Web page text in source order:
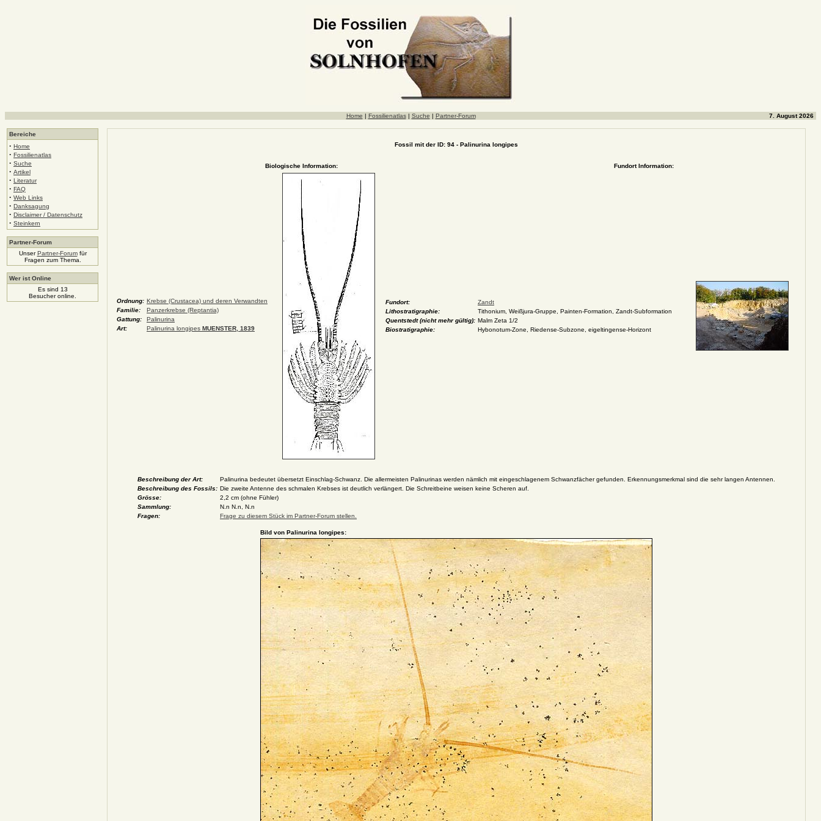
Home | Fossilienatlas| Suche | Partner-Forum 7. August 2026
Bereiche
· Home
· Fossilienatlas
· Suche
· Artikel
· Literatur
· FAQ
· Web Links
· Danksagung
· Disclaimer / Datenschutz
· Steinkern
Partner-Forum
UnserPartner-Forumfür
Fragen zum Thema.
Wer ist Online
Es sind 13
Besucher online.
Fossil mit der ID: 94 - Palinurina longipes
Biologische Information: Fundort Information:
Ordnung: Krebse (Crustacea) und deren Verwandten
Familie:
Panzerkrebse (Reptantia)
Gattung:
Palinurina
Art:
Palinurina longipes MUENSTER, 1839
Fundort:
Zandt
Lithostratigraphie:
Tithonium, Weißjura-Gruppe, Painten-Formation, Zandt-Subformation
Quentstedt (nicht mehr gültig): Malm Zeta 1/2
Biostratigraphie:
Hybonotum-Zone, Riedense-Subzone, eigeltingense-Horizont
Beschreibung der Art:
Palinurina bedeutet übersetzt Einschlag-Schwanz. Die allermeisten Palinurinas werden nämlich mit eingeschlagenem Schwanzfächer gefunden. Erkennungsmerkmal sind die sehr langen Antennen.
Beschreibung des Fossils: Die zweite Antenne des schmalen Krebses ist deutlich verlängert. Die Schreitbeine weisen keine Scheren auf.
Grösse:
2,2 cm (ohne Fühler)
Sammlung:
N.n N.n, N.n
Fragen:
Frage zu diesem Stück im Partner-Forum stellen.
Bild von Palinurina longipes: